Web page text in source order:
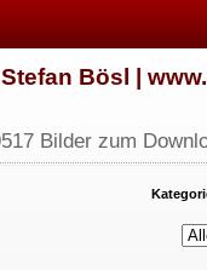
Bösl |
Bilder zum